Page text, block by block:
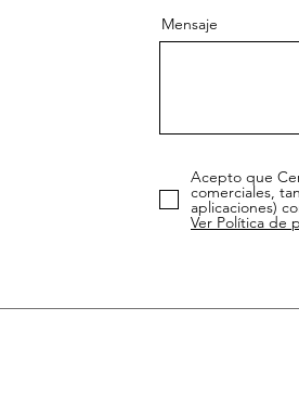
Mensaje
Acepto que
comerciales,
aplicaciones)
Ver Política de